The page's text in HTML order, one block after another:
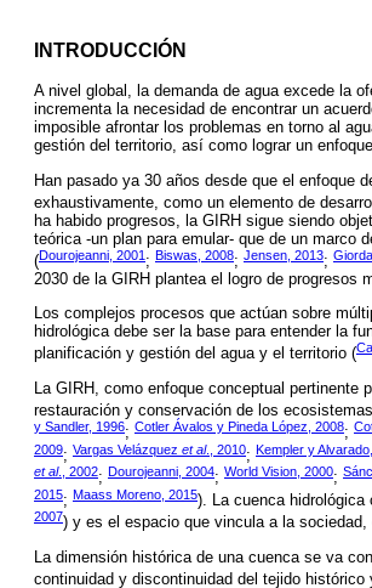
INTRODUCCIÓN
A nivel global, la demanda de agua excede la
incrementa la necesidad de encontrar un
imposible afrontar los problemas en torno al
gestión del territorio, así como lograr un
Han pasado ya 30 años desde que el enfoque
exhaustivamente, como un elemento de
ha habido progresos, la GIRH sigue siendo
teórica -un plan para emular- que de un marco
(Dourojeanni, 2001 ; Biswas, 2008; Jensen, 2013;
2030 de la GIRH plantea el logro de progresos
Los complejos procesos que actúan sobre
hidrológica debe ser la base para entender la
planificación y gestión del agua y el territorio (
La GIRH, como enfoque conceptual
restauración y conservación de los
y Sandler, 1996; Cotler Ávalos y Pineda López, 2008;
2009; Vargas Velázquez et al., 2010; Kempler y
et al., 2002; Dourojeanni, 2004; World Vision, 2000;
2015; Maass Moreno, 2015). La cuenca
2007) y es el espacio que vincula a la
La dimensión histórica de una cuenca se va
continuidad y discontinuidad del tejido